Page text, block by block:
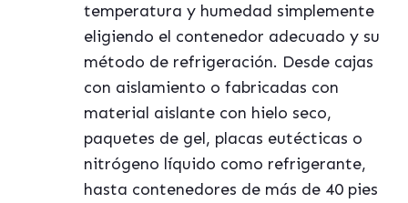
temperatura y humedad simplemente
eligiendo el contenedor adecuado y su
método de refrigeración. Desde cajas
con aislamiento o fabricadas con
material aislante con hielo seco,
paquetes de gel, placas eutécticas o
nitrógeno líquido como refrigerante,
hasta contenedores de más de 40 pies